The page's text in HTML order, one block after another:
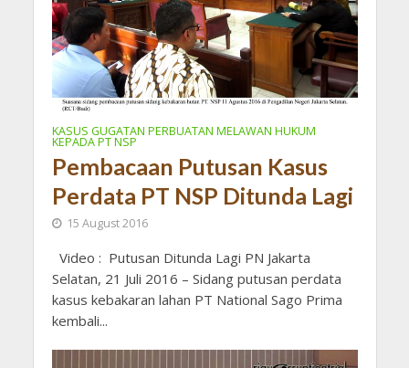
KASUS GUGATAN PERBUATAN MELAWAN HUKUM
KEPADA PT NSP
Pembacaan Putusan Kasus
Perdata PT NSP Ditunda Lagi
15 August 2016
Video : Putusan Ditunda Lagi PN Jakarta
Selatan, 21 Juli 2016 – Sidang putusan perdata
kasus kebakaran lahan PT National Sago Prima
kembali...